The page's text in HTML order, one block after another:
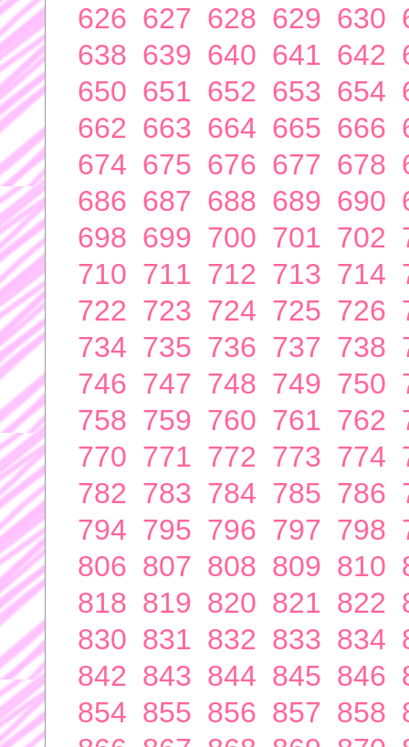
626 627 628 629 630
638 639 640 641 642
650 651 652 653 654
662 663 664 665 666
674 675 676 677 678
686 687 688 689 690
698 699 700 701 702
710 711 712 713 714
722 723 724 725 726
734 735 736 737 738
746 747 748 749 750
758 759 760 761 762
770 771 772 773 774
782 783 784 785 786
794 795 796 797 798
806 807 808 809 810
818 819 820 821 822
830 831 832 833 834
842 843 844 845 846
854 855 856 857 858